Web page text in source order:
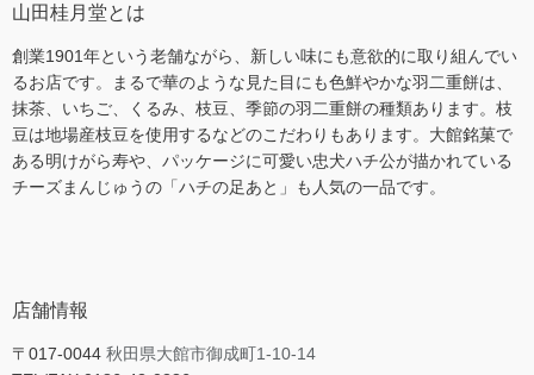
山田桂月堂とは
創業1901年という老舗ながら、新しい味にも意欲的に取り組んでい
るお店です。まるで華のような見た目にも色鮮やかな羽二重餅は、
抹茶、いちご、くるみ、枝豆、季節の羽二重餅の種類あります。枝
豆は地場産枝豆を使用するなどのこだわりもあります。大館銘菓で
ある明けがら寿や、パッケージに可愛い忠犬ハチ公が描かれている
チーズまんじゅうの「ハチの足あと」も人気の一品です。
店舗情報
〒017-0044 秋田県大館市御成町1-10-14